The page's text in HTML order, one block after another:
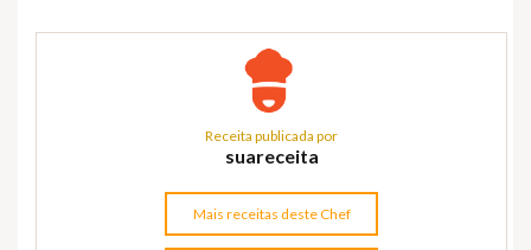
Receita publicada por
suareceita
Mais receitas deste Chef